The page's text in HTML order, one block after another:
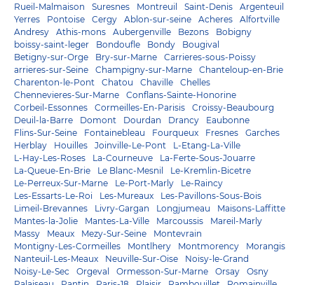
Rueil-Malmaison
Suresnes Montreuil Saint-Denis
Argenteuil
Yerres
Pontoise Cergy Ablon-sur-seine Acheres
Alfortville
Andresy
Athis-mons Aubergenville Bezons
Bobigny
boissy-saint-leger
Bondoufle Bondy
Bougival
Betigny-sur-Orge
Bry-sur-Marne
Carrieres-sous-Poissy
arrieres-sur-Seine
Champigny-sur-Marne
Chanteloup-en-Brie
Charenton-le-Pont
Chatou Chaville
Chelles
Chennevieres-Sur-Marne
Conflans-Sainte-Honorine
Corbeil-Essonnes
Cormeilles-En-Parisis
Croissy-Beaubourg
Deuil-la-Barre
Domont Dourdan Drancy
Eaubonne
Flins-Sur-Seine
Fontainebleau Fourqueux Fresnes
Garches
Herblay
Houilles Joinville-Le-Pont
L-Etang-La-Ville
L-Hay-Les-Roses
La-Courneuve
La-Ferte-Sous-Jouarre
La-Queue-En-Brie
Le Blanc-Mesnil
Le-Kremlin-Bicetre
Le-Perreux-Sur-Marne
Le-Port-Marly
Le-Raincy
Les-Essarts-Le-Roi
Les-Mureaux
Les-Pavillons-Sous-Bois
Limeil-Brevannes
Livry-Gargan Longjumeau
Maisons-Laffitte
Mantes-la-Jolie
Mantes-La-Ville Marcoussis
Mareil-Marly
Massy
Meaux Mezy-Sur-Seine
Montevrain
Montigny-Les-Cormeilles
Montlhery Montmorency
Morangis
Nanteuil-Les-Meaux
Neuville-Sur-Oise
Noisy-le-Grand
Noisy-Le-Sec
Orgeval Ormesson-Sur-Marne Orsay
Osny